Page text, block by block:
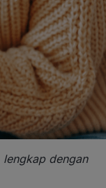
dengan